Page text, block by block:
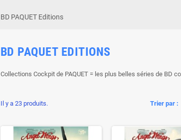
BD PAQUET Editions
BD PAQUET EDITIONS
Collections Cockpit de PAQUET = les plus belles séries de BD
Trier par :
Il y a 23 produits.